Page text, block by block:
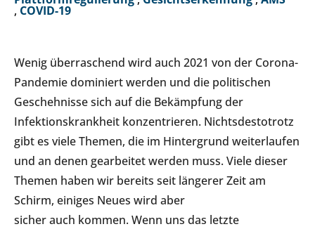
, COVID-19
Wenig überraschend wird auch 2021 von der Corona-
Pandemie dominiert werden und die politischen
Geschehnisse sich auf die Bekämpfung der
Infektionskrankheit konzentrieren. Nichtsdestotrotz
gibt es viele Themen, die im Hintergrund weiterlaufen
und an denen gearbeitet werden muss. Viele dieser
Themen haben wir bereits seit längerer Zeit am
Schirm, einiges Neues wird aber
sicher auch kommen. Wenn uns das letzte